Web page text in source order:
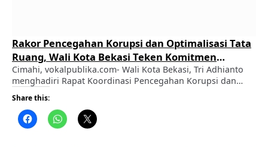
Rakor Pencegahan Korupsi dan Optimalisasi Tata
Ruang, Wali Kota Bekasi Teken Komitmen
Bersama dengan KPK dan ATR/BPN
Cimahi, vokalpublika.com- Wali Kota Bekasi, Tri Adhianto
menghadiri Rapat Koordinasi Pencegahan Korupsi dan
Optimalisasi Pemanfaatan Lahan, Tanah, dan Tata Ruang
dalam Mendorong Perekonomian Wilayah Jawa Barat.
ADVERTISEMENT Kegiatan tersebut dihadiri seluruh kepala
daerah se-Jawa Barat sebagai bentuk penguatan komitmen
Share this: